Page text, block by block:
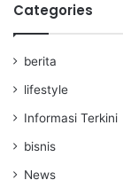
Categories
berita
lifestyle
Informasi Terkini
bisnis
News